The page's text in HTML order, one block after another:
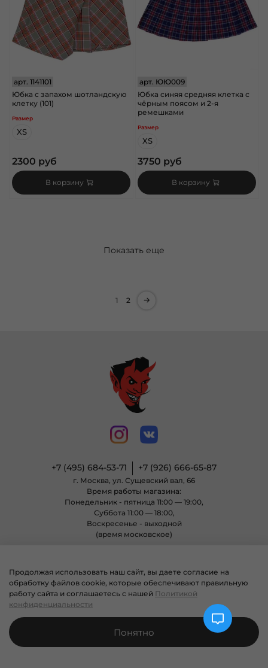
арт. 1141101
Юбка с запахом шотландскую
клетку (101)
Размер
XS
2300 руб
В корзину
арт. ЮЮ009
Юбка синяя средняя клетка с
чёрным поясом и 2-я
ремешками
Размер
XS
3750 руб
В корзину
Показать еще
1 2
+7 (495) 684-53-71 +7 (926) 666-65-87
г. Москва, ул. Сущевский вал, 66
Время работы магазина:
Понедельник - пятница 11:00 — 19:00,
Суббота 11:00 — 18:00,
Воскресенье - выходной
(время московское)
© 2004 - 2025 Магазин неформальной одежды «Позитиф» все права
защищены.
Продолжая использовать наш сайт, вы даете согласие на
обработку файлов cookie, которые обеспечивают правильную
работу сайта и соглашаетесь с нашей Политикой
конфиденциальности
Понятно